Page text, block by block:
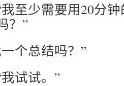
至少需要用20分
？”
个总结吗？”
试试。”